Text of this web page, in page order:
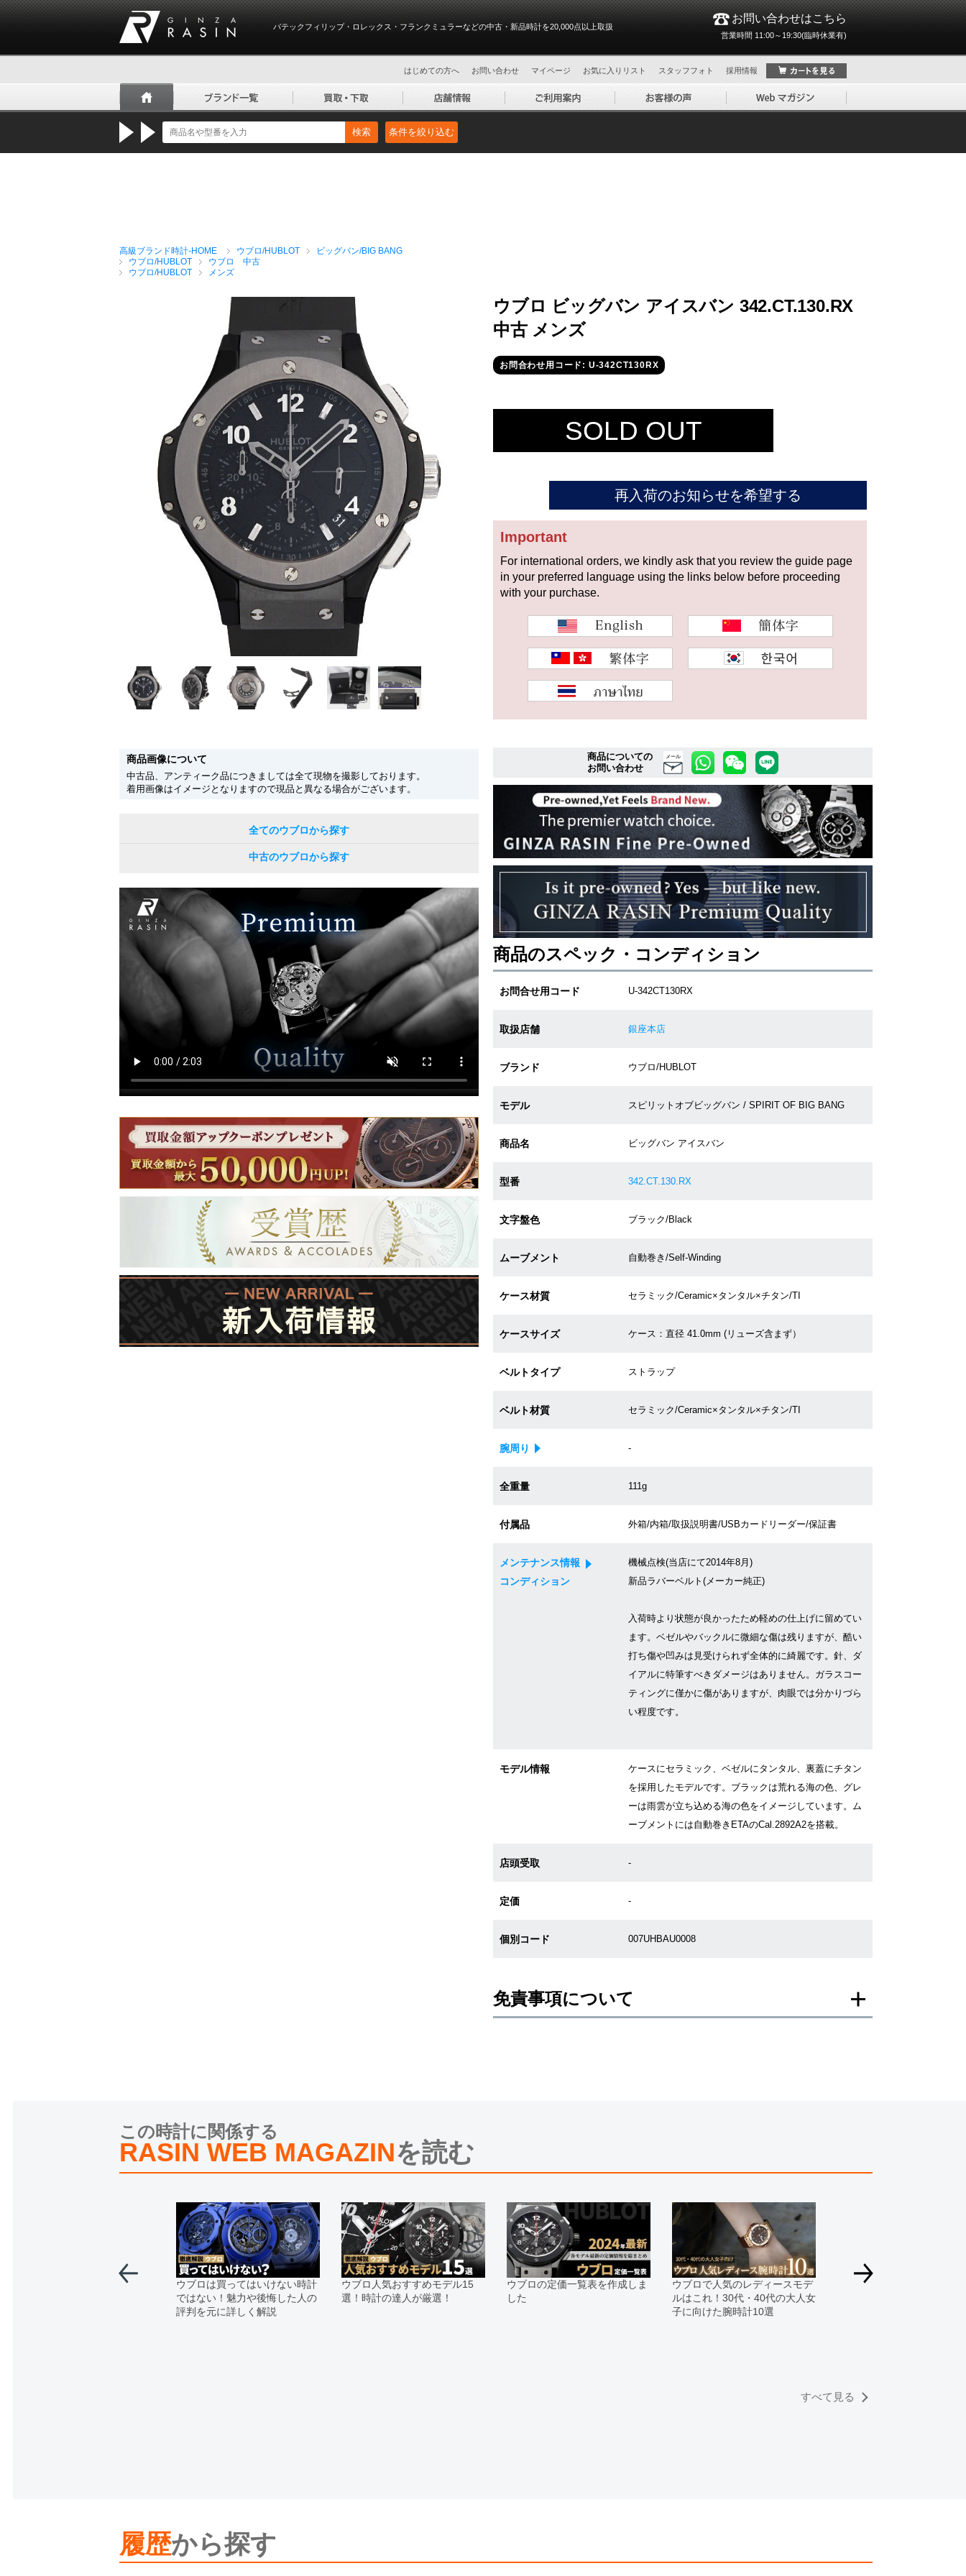
パテックフィリップ・ロレックス・フランクミュラーなどの中古・新品時計を20,000点以上取扱
お問い合わせはこちら
営業時間 11:00～19:30(臨時休業有)
はじめての方へ お問い合わせ マイページ お気に入りリスト スタッフフォト 採用情報
検索 条件を絞り込む
高級ブランド時計-HOME ウブロ/HUBLOT
ビッグバン/BIG BANG
ウブロ/HUBLOT
ウブロ 中古
ウブロ/HUBLOT
メンズ
ウブロ ビッグバン アイスバン 342.CT.130.RX
中古 メンズ
お問合わせ用コード: U-342CT130RX
SOLD OUT
再入荷のお知らせを希望する
Important
For international orders, we kindly ask that you review the guide page
in your preferred language using the links below before proceeding
with your purchase.
商品画像について
中古品、アンティーク品につきましては全て現物を撮影しております。
着用画像はイメージとなりますので現品と異なる場合がございます。
全てのウブロから探す
中古のウブロから探す
商品についての
お問い合わせ
メール
商品のスペック・コンディション
お問合せ用コード U-342CT130RX
取扱店舗 銀座本店
ブランド ウブロ/HUBLOT
モデル スピリットオブビッグバン / SPIRIT OF BIG BANG
商品名 ビッグバン アイスバン
型番 342.CT.130.RX
文字盤色 ブラック/Black
ムーブメント 自動巻き/Self-Winding
ケース材質 セラミック/Ceramic×タンタル×チタン/TI
ケースサイズ ケース：直径 41.0mm (リューズ含まず）
ベルトタイプ ストラップ
ベルト材質 セラミック/Ceramic×タンタル×チタン/TI
腕周り -
全重量 111g
付属品 外箱/内箱/取扱説明書/USBカードリーダー/保証書
メンテナンス情報
コンディション
機械点検(当店にて2014年8月)
新品ラバーベルト(メーカー純正)
入荷時より状態が良かったため軽めの仕上げに留めてい
ます。ベゼルやバックルに微細な傷は残りますが、酷い
打ち傷や凹みは見受けられず全体的に綺麗です。針、ダ
イアルに特筆すべきダメージはありません。ガラスコー
ティングに僅かに傷がありますが、肉眼では分かりづら
い程度です。
モデル情報
ケースにセラミック、ベゼルにタンタル、裏蓋にチタン
を採用したモデルです。ブラックは荒れる海の色、グレ
ーは雨雲が立ち込める海の色をイメージしています。ム
ーブメントには自動巻きETAのCal.2892A2を搭載。
店頭受取 -
定価 -
個別コード 007UHBAU0008
免責事項について
※当店では店頭販売も行っております為、サイトでのご注文と店頭処理との時間差で在庫
また、ご来店にてご購入を希望される場合にも、事前に在庫の確認をお電話かメールにて
お問い合わせいただけますようお願いいたします。
※アンティーク品やユーズド品の場合、外装および内部機械に代替部品を使用している場
合がございます。
※表示の定価は、入荷時の価格となっております。
現在の定価と異なる場合がございますのでご了承くださいませ。
この時計に関係する
RASIN WEB MAGAZINを読む
ウブロは買ってはいけない時計
ではない！魅力や後悔した人の
評判を元に詳しく解説
ウブロ人気おすすめモデル15
選！時計の達人が厳選！
ウブロの定価一覧表を作成しま
した
ウブロで人気のレディースモデ
ルはこれ！30代・40代の大人女
子に向けた腕時計10選
すべて見る
履歴から探す